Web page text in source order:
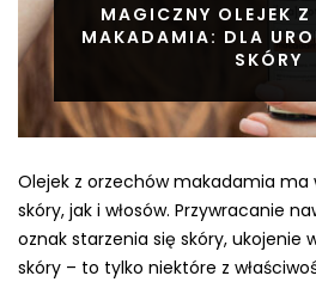
MAGICZNY OLEJEK Z
MAKADAMIA: DLA
SKÓRY
Olejek z orzechów makadamia ma
skóry, jak i włosów. Przywracanie
oznak starzenia się skóry, ukojenie
skóry – to tylko niektóre z